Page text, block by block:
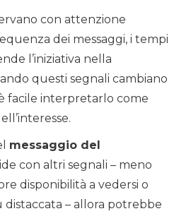
con attenzione
dei messaggi, i tempi
l’iniziativa nella
questi segnali cambiano
facile interpretarlo come
messaggio del
con altri segnali – meno
disponibilità a vedersi o
– allora potrebbe